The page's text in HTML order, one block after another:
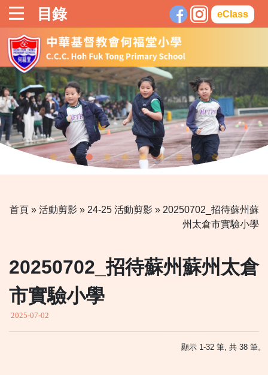
目錄 eClass
首頁 » 活動剪影 » 24-25 活動剪影 » 20250702_招待蘇州蘇
州太倉市實驗小學
20250702_招待蘇州蘇州太倉
市實驗小學
2025-07-02
顯示 1-32 筆, 共 38 筆。